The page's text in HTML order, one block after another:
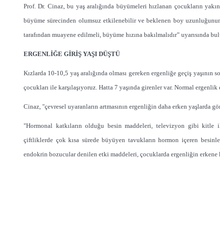
Prof. Dr. Cinaz, bu yaş aralığında büyümeleri hızlanan çocukların
büyüme sürecinden olumsuz etkilenebilir ve beklenen boy
tarafından muayene edilmeli, büyüme hızına bakılmalıdır” uyarısında
ERGENLİĞE GİRİŞ YAŞI DÜŞTÜ
Kızlarda 10-10,5 yaş aralığında olması gereken ergenliğe geçiş
çocukları ile karşılaşıyoruz. Hatta 7 yaşında girenler var. Normal
Cinaz, "çevresel uyaranların artmasının ergenliğin daha erken
"Hormonal katkıların olduğu besin maddeleri, televizyon gibi kitle
çiftliklerde çok kısa sürede büyüyen tavukların hormon içeren
endokrin bozucular denilen etki maddeleri, çocuklarda ergenliğin erkene